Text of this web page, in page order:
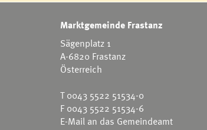
Marktgemeinde Frastanz
Sägenplatz 1
A-6820 Frastanz
Österreich
T0043 5522 51534-0
F 0043 5522 51534-6
E-Mail an das Gemeindeamt